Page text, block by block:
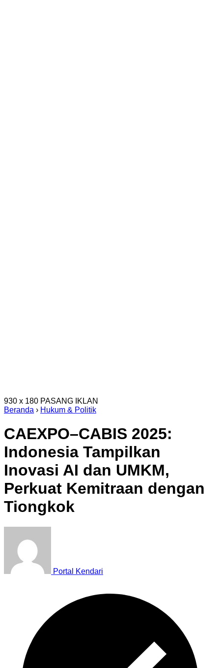
930 x 180 PASANG IKLAN
Beranda › Hukum & Politik
CAEXPO–CABIS 2025:
Indonesia Tampilkan
Inovasi AI dan UMKM,
Perkuat Kemitraan dengan
Tiongkok
Portal Kendari